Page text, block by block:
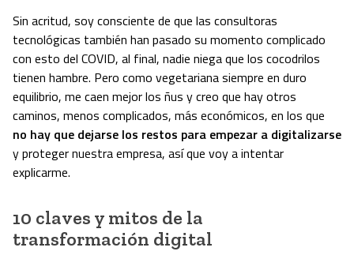
Sin acritud, soy consciente de que las consultoras
tecnológicas también han pasado su momento complicado
con esto del COVID, al final, nadie niega que los cocodrilos
tienen hambre. Pero como vegetariana siempre en duro
equilibrio, me caen mejor los ñus y creo que hay otros
caminos, menos complicados, más económicos, en los que
no hay que dejarse los restos para empezar a digitalizarse
y proteger nuestra empresa, así que voy a intentar
explicarme.
10 claves y mitos de la
transformación digital